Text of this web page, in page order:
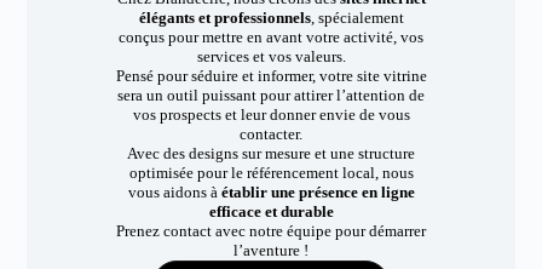
élégants et professionnels, spécialement
conçus pour mettre en avant votre activité, vos
services et vos valeurs.
Pensé pour séduire et informer, votre site vitrine
sera un outil puissant pour attirer l’attention de
vos prospects et leur donner envie de vous
contacter.
Avec des designs sur mesure et une structure
optimisée pour le référencement local, nous
vous aidons à établir une présence en ligne
efficace et durable
Prenez contact avec notre équipe pour démarrer
l’aventure !